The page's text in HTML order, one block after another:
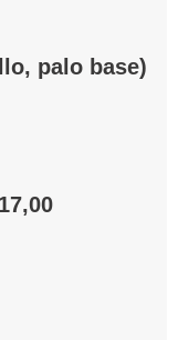
palo base)